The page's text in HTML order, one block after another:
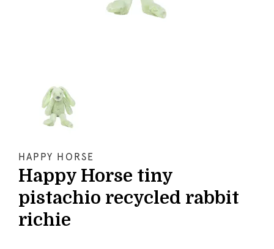
HAPPY HORSE
Happy Horse tiny
pistachio recycled rabbit
richie